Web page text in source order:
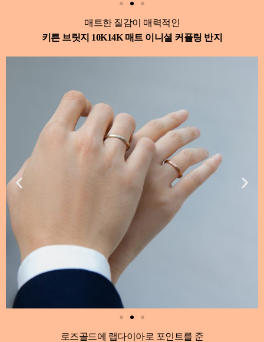
매트한 질감이 매력적인
키튼 브릿지 10K14K 매트 이니셜 커플링 반지
로즈골드에 랩다이아로 포인트를 준